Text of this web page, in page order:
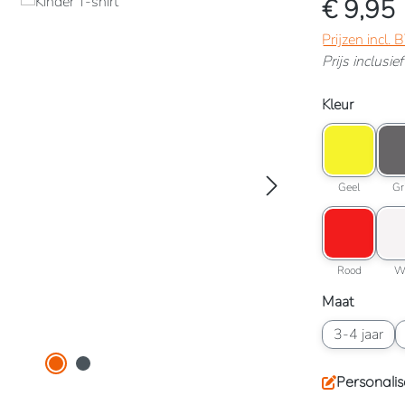
€ 9,95
Prijzen incl.
Prijs
Selecteer
Kleur
Kleuroptie:
Geel
Kleuroptie:
Rood
Selecteer
Maat
3-4 jaar
Maatoptie: